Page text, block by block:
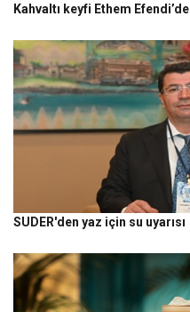
Kahvaltı keyfi Ethem Efendi’de
SUDER'den yaz için su uyarısı